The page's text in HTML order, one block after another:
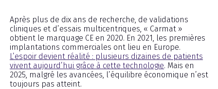
Après plus de dix ans de recherche, de validations
cliniques et d’essais multicentriques, « Carmat »
obtient le marquage CE en 2020. En 2021, les premières
implantations commerciales ont lieu en Europe.
L’espoir devient réalité : plusieurs dizaines de patients
vivent aujourd’hui grâce à cette technologie. Mais en
2025, malgré les avancées, l’équilibre économique n’est
toujours pas atteint.